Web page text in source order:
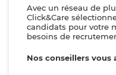
Avec un réseau de
Click&Care
candidats pour votre
besoins de
Nos conseillers vous